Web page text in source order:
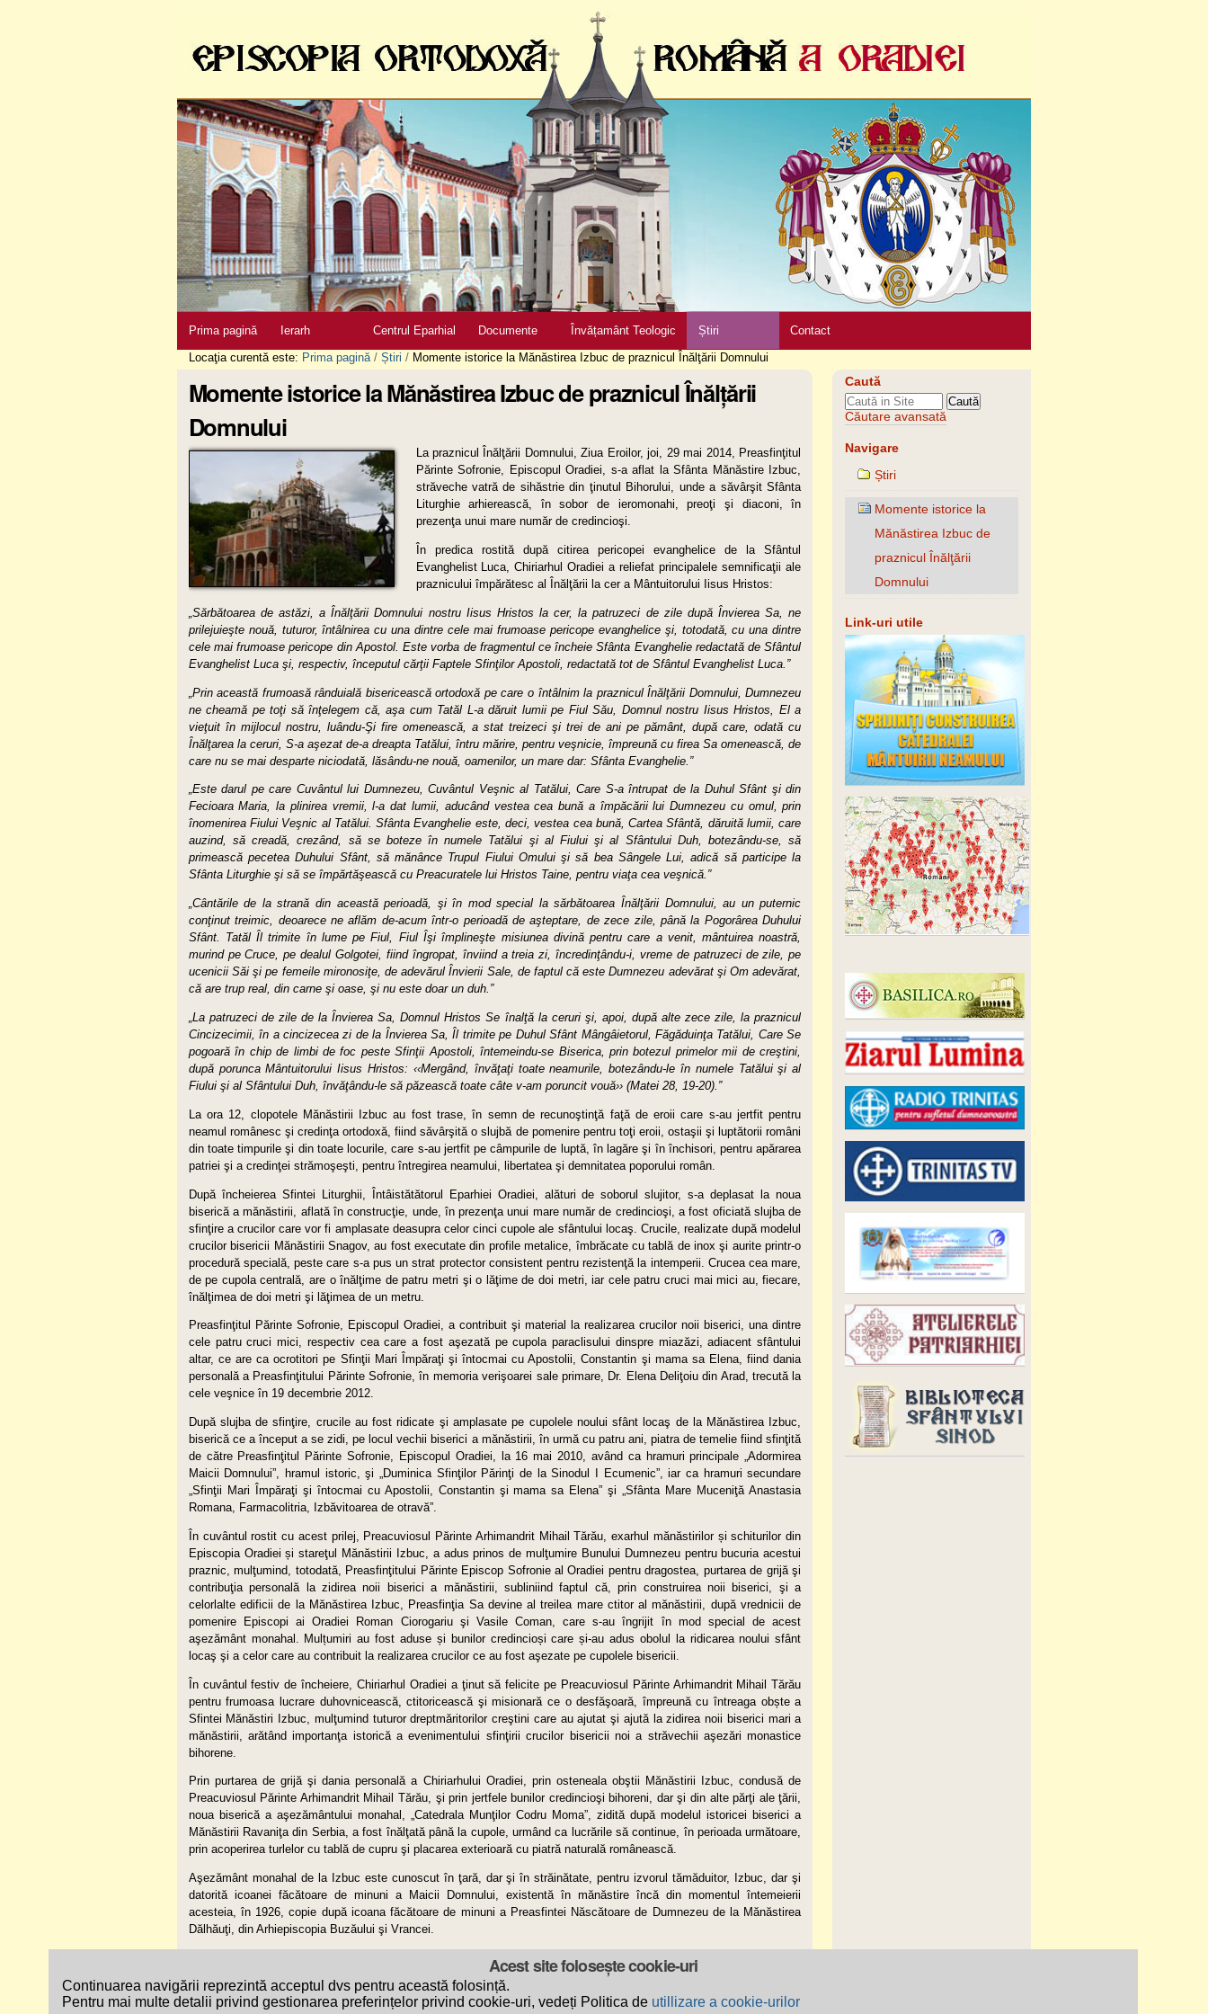
Sari
navigare
Prima pagină Ierarh Centrul Eparhial Documente Învățamânt Teologic Știri Contact
Locaţia curentă este: Prima pagină / Știri / Momente istorice la Mănăstirea Izbuc de praznicul Înălţării Domnului
Momente istorice la Mănăstirea Izbuc de praznicul Înălţării
Domnului
La praznicul Înălţării Domnului, Ziua Eroilor, joi, 29 mai 2014, Preasfinţitul
Părinte Sofronie, Episcopul Oradiei, s-a aflat la Sfânta Mănăstire Izbuc,
străveche vatră de sihăstrie din ţinutul Bihorului, unde a săvârşit Sfânta
Liturghie arhierească, în sobor de ieromonahi, preoţi şi diaconi, în
prezenţa unui mare număr de credincioşi.
În predica rostită după citirea pericopei evanghelice de la Sfântul
Evanghelist Luca, Chiriarhul Oradiei a reliefat principalele semnificaţii ale
praznicului împărătesc al Înălţării la cer a Mântuitorului Iisus Hristos:
„Sărbătoarea de astăzi, a Înălţării Domnului nostru Iisus Hristos la cer, la patruzeci de zile după Învierea Sa, ne
prilejuieşte nouă, tuturor, întâlnirea cu una dintre cele mai frumoase pericope evanghelice şi, totodată, cu una dintre
cele mai frumoase pericope din Apostol. Este vorba de fragmentul ce încheie Sfânta Evanghelie redactată de Sfântul
Evanghelist Luca şi, respectiv, începutul cărţii Faptele Sfinţilor Apostoli, redactată tot de Sfântul Evanghelist Luca.”
„Prin această frumoasă rânduială bisericească ortodoxă pe care o întâlnim la praznicul Înălţării Domnului, Dumnezeu
ne cheamă pe toţi să înţelegem că, aşa cum Tatăl L-a dăruit lumii pe Fiul Său, Domnul nostru Iisus Hristos, El a
vieţuit în mijlocul nostru, luându-Şi fire omenească, a stat treizeci şi trei de ani pe pământ, după care, odată cu
Înălţarea la ceruri, S-a aşezat de-a dreapta Tatălui, întru mărire, pentru veşnicie, împreună cu firea Sa omenească, de
care nu se mai desparte niciodată, lăsându-ne nouă, oamenilor, un mare dar: Sfânta Evanghelie.”
„Este darul pe care Cuvântul lui Dumnezeu, Cuvântul Veşnic al Tatălui, Care S-a întrupat de la Duhul Sfânt şi din
Fecioara Maria, la plinirea vremii, l-a dat lumii, aducând vestea cea bună a împăcării lui Dumnezeu cu omul, prin
înomenirea Fiului Veşnic al Tatălui. Sfânta Evanghelie este, deci, vestea cea bună, Cartea Sfântă, dăruită lumii, care
auzind, să creadă, crezând, să se boteze în numele Tatălui şi al Fiului şi al Sfântului Duh, botezându-se, să
primească pecetea Duhului Sfânt, să mănânce Trupul Fiului Omului şi să bea Sângele Lui, adică să participe la
Sfânta Liturghie şi să se împărtăşească cu Preacuratele lui Hristos Taine, pentru viaţa cea veşnică.”
„Cântările de la strană din această perioadă, şi în mod special la sărbătoarea Înălţării Domnului, au un puternic
conţinut treimic, deoarece ne aflăm de-acum într-o perioadă de aşteptare, de zece zile, până la Pogorârea Duhului
Sfânt. Tatăl Îl trimite în lume pe Fiul, Fiul Îşi împlineşte misiunea divină pentru care a venit, mântuirea noastră,
murind pe Cruce, pe dealul Golgotei, fiind îngropat, înviind a treia zi, încredinţându-i, vreme de patruzeci de zile, pe
ucenicii Săi şi pe femeile mironosiţe, de adevărul Învierii Sale, de faptul că este Dumnezeu adevărat şi Om adevărat,
că are trup real, din carne şi oase, şi nu este doar un duh.”
„La patruzeci de zile de la Învierea Sa, Domnul Hristos Se înalţă la ceruri şi, apoi, după alte zece zile, la praznicul
Cincizecimii, în a cincizecea zi de la Învierea Sa, Îl trimite pe Duhul Sfânt Mângâietorul, Făgăduinţa Tatălui, Care Se
pogoară în chip de limbi de foc peste Sfinţii Apostoli, întemeindu-se Biserica, prin botezul primelor mii de creştini,
după porunca Mântuitorului Iisus Hristos: ‹‹Mergând, învăţaţi toate neamurile, botezându-le în numele Tatălui şi al
Fiului şi al Sfântului Duh, învăţându-le să păzească toate câte v-am poruncit vouă›› (Matei 28, 19-20).”
La ora 12, clopotele Mănăstirii Izbuc au fost trase, în semn de recunoştinţă faţă de eroii care s-au jertfit pentru
neamul românesc şi credinţa ortodoxă, fiind săvârşită o slujbă de pomenire pentru toţi eroii, ostaşii şi luptătorii români
din toate timpurile şi din toate locurile, care s-au jertfit pe câmpurile de luptă, în lagăre şi în închisori, pentru apărarea
patriei şi a credinţei strămoşeşti, pentru întregirea neamului, libertatea şi demnitatea poporului român.
După încheierea Sfintei Liturghii, Întâistătătorul Eparhiei Oradiei, alături de soborul slujitor, s-a deplasat la noua
biserică a mănăstirii, aflată în construcţie, unde, în prezenţa unui mare număr de credincioşi, a fost oficiată slujba de
sfinţire a crucilor care vor fi amplasate deasupra celor cinci cupole ale sfântului locaş. Crucile, realizate după modelul
crucilor bisericii Mănăstirii Snagov, au fost executate din profile metalice, îmbrăcate cu tablă de inox şi aurite printr-o
procedură specială, peste care s-a pus un strat protector consistent pentru rezistenţă la intemperii. Crucea cea mare,
de pe cupola centrală, are o înălţime de patru metri şi o lăţime de doi metri, iar cele patru cruci mai mici au, fiecare,
înălţimea de doi metri şi lăţimea de un metru.
Preasfinţitul Părinte Sofronie, Episcopul Oradiei, a contribuit şi material la realizarea crucilor noii biserici, una dintre
cele patru cruci mici, respectiv cea care a fost aşezată pe cupola paraclisului dinspre miazăzi, adiacent sfântului
altar, ce are ca ocrotitori pe Sfinţii Mari Împăraţi şi întocmai cu Apostolii, Constantin şi mama sa Elena, fiind dania
personală a Preasfinţitului Părinte Sofronie, în memoria verişoarei sale primare, Dr. Elena Deliţoiu din Arad, trecută la
cele veşnice în 19 decembrie 2012.
După slujba de sfinţire, crucile au fost ridicate şi amplasate pe cupolele noului sfânt locaş de la Mănăstirea Izbuc,
biserică ce a început a se zidi, pe locul vechii biserici a mănăstirii, în urmă cu patru ani, piatra de temelie fiind sfinţită
de către Preasfinţitul Părinte Sofronie, Episcopul Oradiei, la 16 mai 2010, având ca hramuri principale „Adormirea
Maicii Domnului”, hramul istoric, şi „Duminica Sfinţilor Părinţi de la Sinodul I Ecumenic”, iar ca hramuri secundare
„Sfinţii Mari Împăraţi şi întocmai cu Apostolii, Constantin şi mama sa Elena” şi „Sfânta Mare Muceniţă Anastasia
Romana, Farmacolitria, Izbăvitoarea de otravă”.
În cuvântul rostit cu acest prilej, Preacuviosul Părinte Arhimandrit Mihail Tărău, exarhul mănăstirilor și schiturilor din
Episcopia Oradiei și stareţul Mănăstirii Izbuc, a adus prinos de mulţumire Bunului Dumnezeu pentru bucuria acestui
praznic, mulţumind, totodată, Preasfinţitului Părinte Episcop Sofronie al Oradiei pentru dragostea, purtarea de grijă şi
contribuţia personală la zidirea noii biserici a mănăstirii, subliniind faptul că, prin construirea noii biserici, şi a
celorlalte edificii de la Mănăstirea Izbuc, Preasfinţia Sa devine al treilea mare ctitor al mănăstirii, după vrednicii de
pomenire Episcopi ai Oradiei Roman Ciorogariu şi Vasile Coman, care s-au îngrijit în mod special de acest
aşezământ monahal. Mulțumiri au fost aduse și bunilor credincioși care și-au adus obolul la ridicarea noului sfânt
locaş şi a celor care au contribuit la realizarea crucilor ce au fost aşezate pe cupolele bisericii.
În cuvântul festiv de încheiere, Chiriarhul Oradiei a ţinut să felicite pe Preacuviosul Părinte Arhimandrit Mihail Tărău
pentru frumoasa lucrare duhovnicească, ctitoricească şi misionară ce o desfăşoară, împreună cu întreaga obște a
Sfintei Mănăstiri Izbuc, mulţumind tuturor dreptmăritorilor creştini care au ajutat şi ajută la zidirea noii biserici mari a
mănăstirii, arătând importanţa istorică a evenimentului sfinţirii crucilor bisericii noi a străvechii aşezări monastice
bihorene.
Prin purtarea de grijă şi dania personală a Chiriarhului Oradiei, prin osteneala obştii Mănăstirii Izbuc, condusă de
Preacuviosul Părinte Arhimandrit Mihail Tărău, şi prin jertfele bunilor credincioşi bihoreni, dar şi din alte părţi ale ţării,
noua biserică a aşezământului monahal, „Catedrala Munţilor Codru Moma”, zidită după modelul istoricei biserici a
Mănăstirii Ravaniţa din Serbia, a fost înălţată până la cupole, urmând ca lucrările să continue, în perioada următoare,
prin acoperirea turlelor cu tablă de cupru şi placarea exterioară cu piatră naturală românească.
Aşezământ monahal de la Izbuc este cunoscut în ţară, dar şi în străinătate, pentru izvorul tămăduitor, Izbuc, dar şi
datorită icoanei făcătoare de minuni a Maicii Domnului, existentă în mănăstire încă din momentul întemeierii
acesteia, în 1926, copie după icoana făcătoare de minuni a Preasfintei Născătoare de Dumnezeu de la Mănăstirea
Dălhăuţi, din Arhiepiscopia Buzăului şi Vrancei.
Caută
Căutare avansată
Navigare
Știri
Momente istorice la
Mănăstirea Izbuc de
praznicul Înălţării
Domnului
Link-uri utile
Harta site-ului Accesibilitate Contact Privacy
© Copyright 2026 - Site Oficial al Episcopiei Ortodoxe Române a Oradiei
Acest site folosește cookie-uri
Continuarea navigării reprezintă acceptul dvs pentru această folosință.
Pentru mai multe detalii privind gestionarea preferințelor privind cookie-uri, vedeți Politica de utillizare a cookie-urilor